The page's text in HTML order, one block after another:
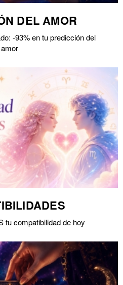
DEL AMOR
-93% en tu predicción del
amor
tu compatibilidad de hoy